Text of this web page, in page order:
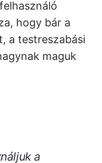
hogy bár a
a testreszabási
maguk
a